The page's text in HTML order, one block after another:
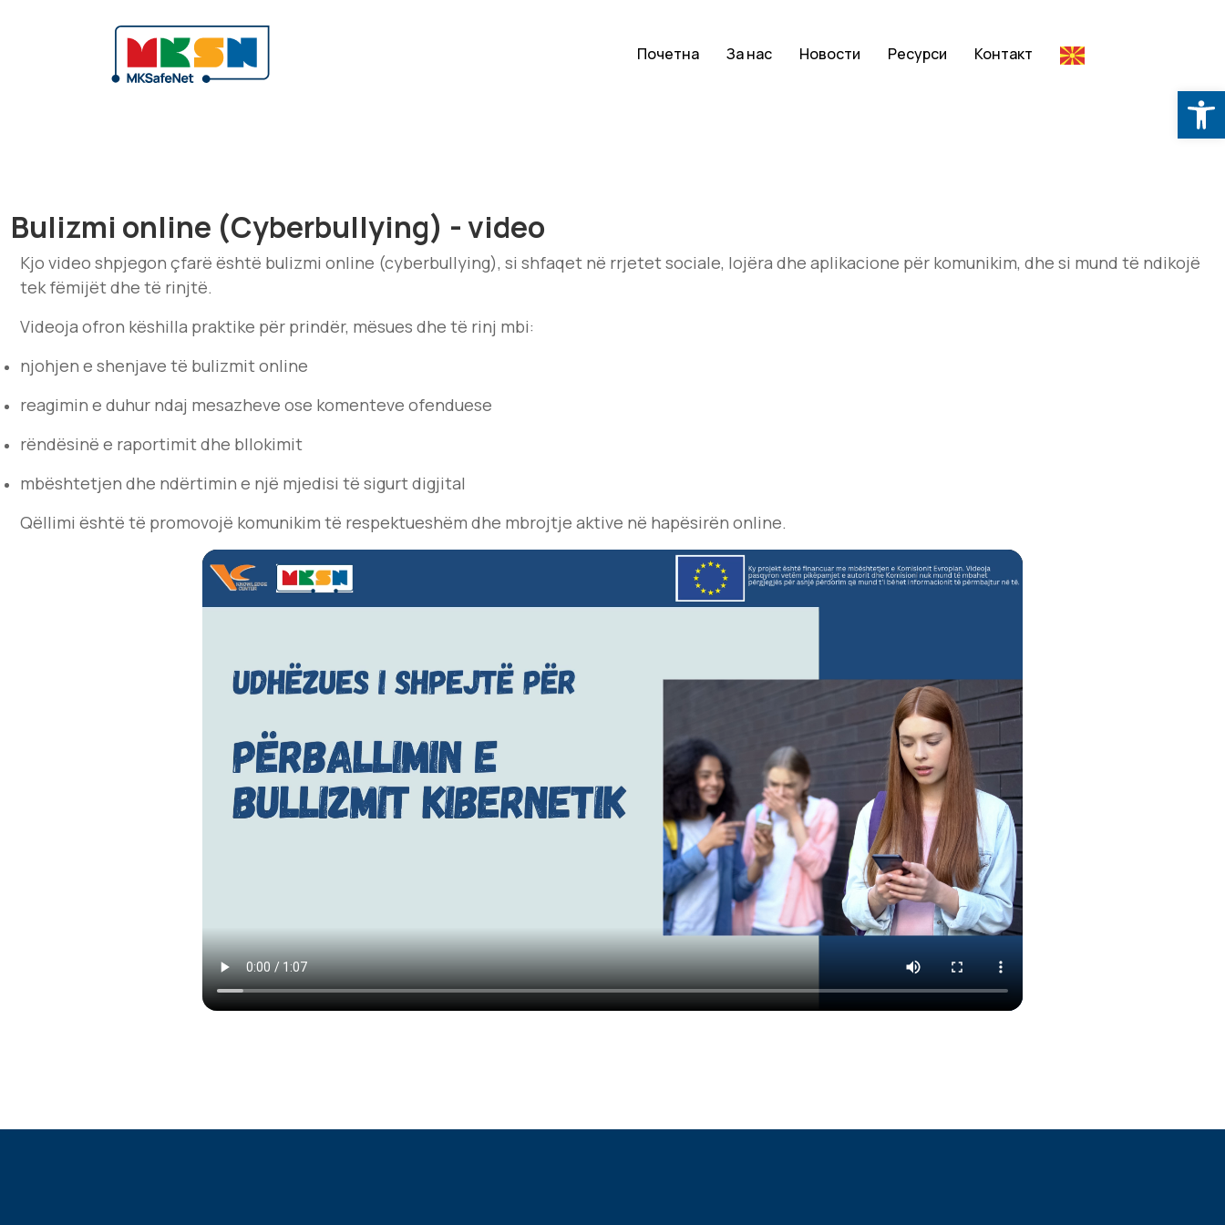
Почетна За нас Новости Ресурси Контакт
Bulizmi online (Cyberbullying) - video
Kjo video shpjegon çfarë është bulizmi online (cyberbullying), si shfaqet në rrjetet sociale, lojëra dhe aplikacione për komunikim, dhe si mund të ndikojë
tek fëmijët dhe të rinjtë.
Videoja ofron këshilla praktike për prindër, mësues dhe të rinj mbi:
njohjen e shenjave të bulizmit online
reagimin e duhur ndaj mesazheve ose komenteve ofenduese
rëndësinë e raportimit dhe bllokimit
mbështetjen dhe ndërtimin e një mjedisi të sigurt digjital
Qëllimi është të promovojë komunikim të respektueshëm dhe mbrojtje aktive në hapësirën online.